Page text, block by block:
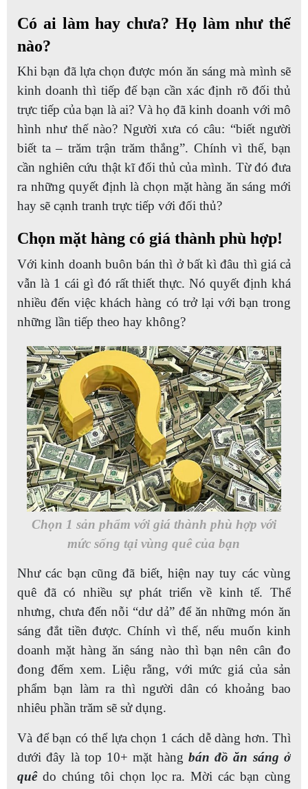
Có ai làm hay chưa? Họ làm như thế
nào?
Khi bạn đã lựa chọn được món ăn sáng mà mình sẽ
kinh doanh thì tiếp đế bạn cần xác định rõ đối thủ
trực tiếp của bạn là ai? Và họ đã kinh doanh với mô
hình như thế nào? Người xưa có câu: “biết người
biết ta – trăm trận trăm thắng”. Chính vì thế, bạn
cần nghiên cứu thật kĩ đối thủ của mình. Từ đó đưa
ra những quyết định là chọn mặt hàng ăn sáng mới
hay sẽ cạnh tranh trực tiếp với đối thủ?
Chọn mặt hàng có giá thành phù hợp!
Với kinh doanh buôn bán thì ở bất kì đâu thì giá cả
vẫn là 1 cái gì đó rất thiết thực. Nó quyết định khá
nhiều đến việc khách hàng có trở lại với bạn trong
những lần tiếp theo hay không?
Chọn 1 sản phẩm với giá thành phù hợp với
mức sống tại vùng quê của bạn
Như các bạn cũng đã biết, hiện nay tuy các vùng
quê đã có nhiều sự phát triển về kinh tế. Thế
nhưng, chưa đến nỗi “dư dả” để ăn những món ăn
sáng đắt tiền được. Chính vì thế, nếu muốn kinh
doanh mặt hàng ăn sáng nào thì bạn nên cân đo
đong đếm xem. Liệu rằng, với mức giá của sản
phẩm bạn làm ra thì người dân có khoảng bao
nhiêu phần trăm sẽ sử dụng.
Và để bạn có thể lựa chọn 1 cách dễ dàng hơn. Thì
dưới đây là top 10+ mặt hàng bán đồ ăn sáng ở
quêdo chúng tôi chọn lọc ra. Mời các bạn cùng